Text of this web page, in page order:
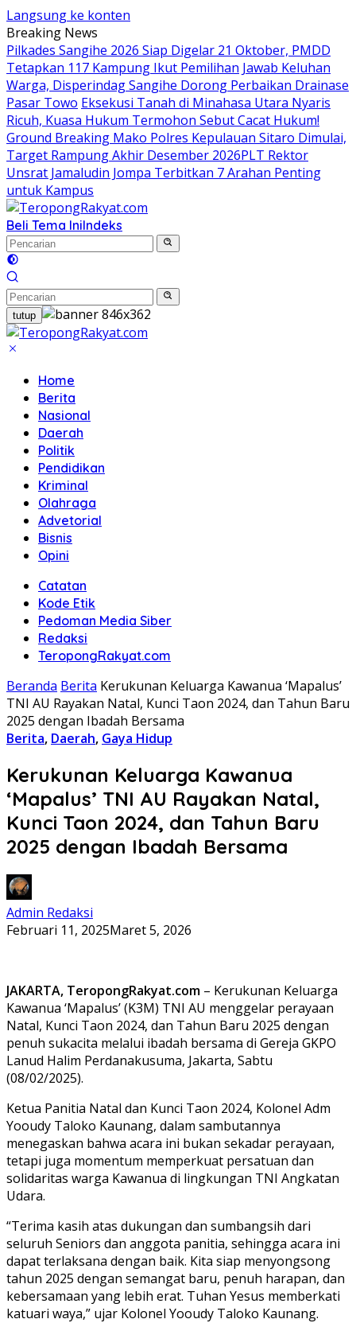
Langsung ke konten
Breaking News
Pilkades Sangihe 2026 Siap Digelar 21 Oktober, PMDD
Tetapkan 117 Kampung Ikut Pemilihan Jawab Keluhan
Warga, Disperindag Sangihe Dorong Perbaikan Drainase
Pasar Towo Eksekusi Tanah di Minahasa Utara Nyaris
Ricuh, Kuasa Hukum Termohon Sebut Cacat Hukum!
Ground Breaking Mako Polres Kepulauan Sitaro Dimulai,
Target Rampung Akhir Desember 2026​PLT Rektor
Unsrat Jamaludin Jompa Terbitkan 7 Arahan Penting
untuk Kampus
Beli Tema IniIndeks
tutup
Home
Berita
Nasional
Daerah
Politik
Pendidikan
Kriminal
Olahraga
Advetorial
Bisnis
Opini
Catatan
Kode Etik
Pedoman Media Siber
Redaksi
TeropongRakyat.com
Beranda Berita Kerukunan Keluarga Kawanua ‘Mapalus’
TNI AU Rayakan Natal, Kunci Taon 2024, dan Tahun Baru
2025 dengan Ibadah Bersama
Berita, Daerah, Gaya Hidup
Kerukunan Keluarga Kawanua
‘Mapalus’ TNI AU Rayakan Natal,
Kunci Taon 2024, dan Tahun Baru
2025 dengan Ibadah Bersama
Admin Redaksi
Februari 11, 2025Maret 5, 2026
JAKARTA, TeropongRakyat.com – Kerukunan Keluarga
Kawanua ‘Mapalus’ (K3M) TNI AU menggelar perayaan
Natal, Kunci Taon 2024, dan Tahun Baru 2025 dengan
penuh sukacita melalui ibadah bersama di Gereja GKPO
Lanud Halim Perdanakusuma, Jakarta, Sabtu
(08/02/2025).
Ketua Panitia Natal dan Kunci Taon 2024, Kolonel Adm
Yooudy Taloko Kaunang, dalam sambutannya
menegaskan bahwa acara ini bukan sekadar perayaan,
tetapi juga momentum memperkuat persatuan dan
solidaritas warga Kawanua di lingkungan TNI Angkatan
Udara.
“Terima kasih atas dukungan dan sumbangsih dari
seluruh Seniors dan anggota panitia, sehingga acara ini
dapat terlaksana dengan baik. Kita siap menyongsong
tahun 2025 dengan semangat baru, penuh harapan, dan
kebersamaan yang lebih erat. Tuhan Yesus memberkati
katuari waya,” ujar Kolonel Yooudy Taloko Kaunang.